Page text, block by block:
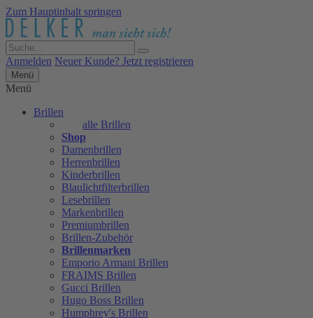
Zum Hauptinhalt springen
Anmelden Neuer Kunde? Jetzt registrieren
Menü
Menü
Brillen
alle Brillen
Shop
Damenbrillen
Herrenbrillen
Kinderbrillen
Blaulichtfilterbrillen
Lesebrillen
Markenbrillen
Premiumbrillen
Brillen-Zubehör
Brillenmarken
Emporio Armani Brillen
FRAIMS Brillen
Gucci Brillen
Hugo Boss Brillen
Humphrey's Brillen